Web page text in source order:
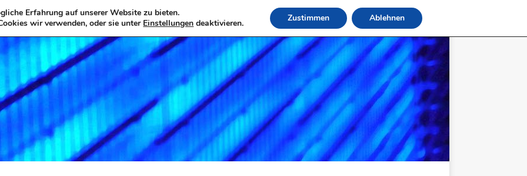
Erfahrung auf unserer Website zu bieten.
wir verwenden, oder sie unter Einstellungen deaktivieren. Zustimmen Ablehnen